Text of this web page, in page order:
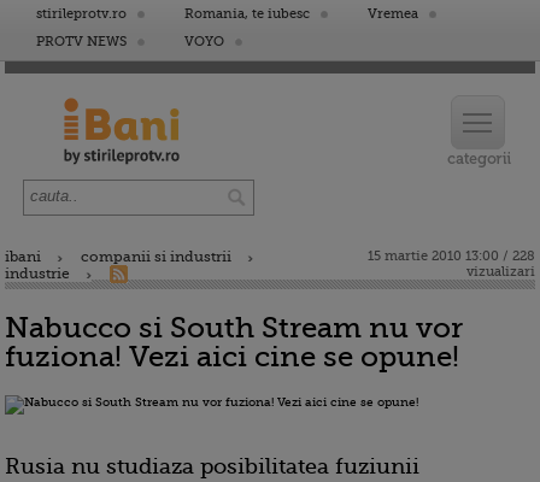
stirileprotv.ro Romania, te iubesc
Vremea
PROTV NEWS
VOYO
ibani
companii si industrii
industrie
15 martie 2010 13:00 / 228
vizualizari
Nabucco si South Stream nu vor
fuziona! Vezi aici cine se opune!
Rusia nu studiaza posibilitatea fuziunii